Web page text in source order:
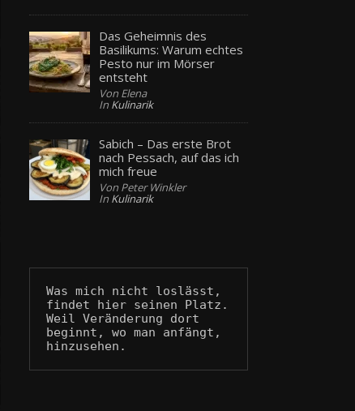
Das Geheimnis des
Basilikums: Warum echtes
Pesto nur im Mörser
entsteht
Von Elena
In Kulinarik
Sabich – Das erste Brot
nach Pessach, auf das ich
mich freue
Von Peter Winkler
In Kulinarik
Was mich nicht loslässt,
findet hier seinen Platz.
Weil Veränderung dort
beginnt, wo man anfängt,
hinzusehen.